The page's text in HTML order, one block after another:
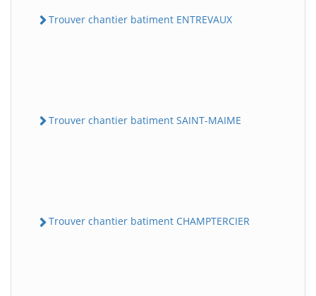
Trouver chantier batiment ENTREVAUX
Trouver chantier batiment SAINT-MAIME
Trouver chantier batiment CHAMPTERCIER